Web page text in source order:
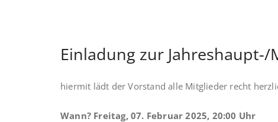
Einladung zur
hiermit lädt der Vorstand alle Mitglieder recht
Wann? Freitag, 07. Februar 2025, 20:00 Uhr